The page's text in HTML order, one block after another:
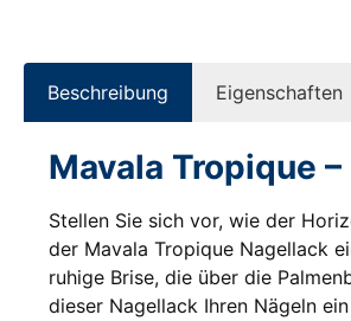
Beschreibung Eigenschaften
Mavala Tropique
Stellen Sie sich vor, wie der
der Mavala Tropique Nagellack
ruhige Brise, die über die
dieser Nagellack Ihren Nägeln